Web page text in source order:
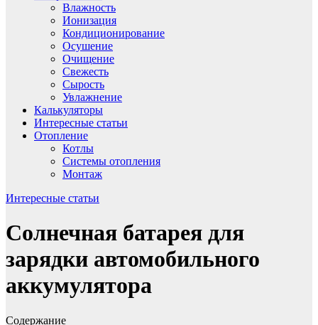
Влажность
Ионизация
Кондиционирование
Осушение
Очищение
Свежесть
Сырость
Увлажнение
Калькуляторы
Интересные статьи
Отопление
Котлы
Системы отопления
Монтаж
Интересные статьи
Солнечная батарея для
зарядки автомобильного
аккумулятора
Содержание